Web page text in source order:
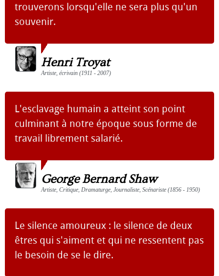
trouverons lorsqu'elle ne sera plus qu'un
souvenir.
Henri Troyat
Artiste, écrivain (1911 - 2007)
L'esclavage humain a atteint son point
culminant à notre époque sous forme de
travail librement salarié.
George Bernard Shaw
Artiste, Critique, Dramaturge, Journaliste, Scénariste (1856 - 1950)
Le silence amoureux : le silence de deux
êtres qui s'aiment et qui ne ressentent pas
le besoin de se le dire.